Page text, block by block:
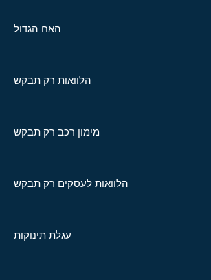
האח הגדול
הלוואות רק תבקש
מימון רכב רק תבקש
הלוואות לעסקים רק תבקש
עגלת תינוקות